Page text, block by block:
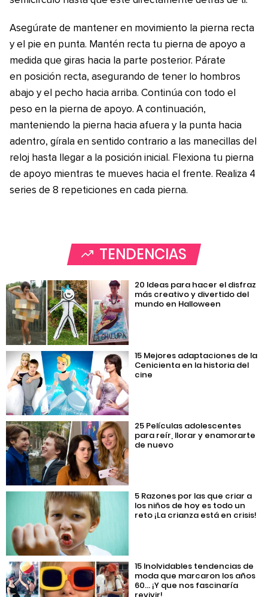
Asegúrate de mantener en movimiento la pierna recta
y el pie en punta. Mantén recta tu pierna de apoyo a
medida que giras hacia la parte posterior. Párate
en posición recta, asegurando de tener lo hombros
abajo y el pecho hacia arriba. Continúa con todo el
peso en la pierna de apoyo. A continuación,
manteniendo la pierna hacia afuera y la punta hacia
adentro, gírala en sentido contrario a las manecillas del
reloj hasta llegar a la posición inicial. Flexiona tu pierna
de apoyo mientras te mueves hacia el frente. Realiza 4
series de 8 repeticiones en cada pierna.
TENDENCIAS
20 Ideas para hacer el disfraz
más creativo y divertido del
mundo en Halloween
15 Mejores adaptaciones de la
Cenicienta en la historia del
cine
25 Películas adolescentes
para reír, llorar y enamorarte
de nuevo
5 Razones por las que criar a
los niños de hoy es todo un
reto ¡La crianza está en crisis!
15 Inolvidables tendencias de
moda que marcaron los años
60… ¡Y que nos fascinaría